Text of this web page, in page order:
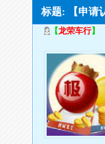
标题: 【申请
【龙荣车行】